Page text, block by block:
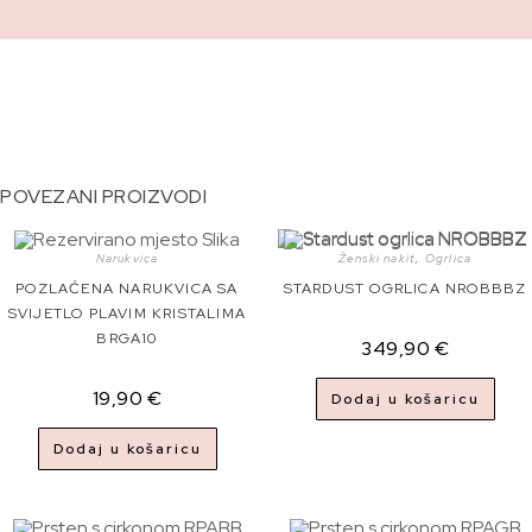
POVEZANI PROIZVODI
Narukvica
POZLAĆENA NARUKVICA SA
SVIJETLO PLAVIM KRISTALIMA
BRGA10
19,90 €
Dodaj u košaricu
Ženski nakit, Ogrlica
STARDUST OGRLICA NROBBBZ
349,90 €
Dodaj u košaricu